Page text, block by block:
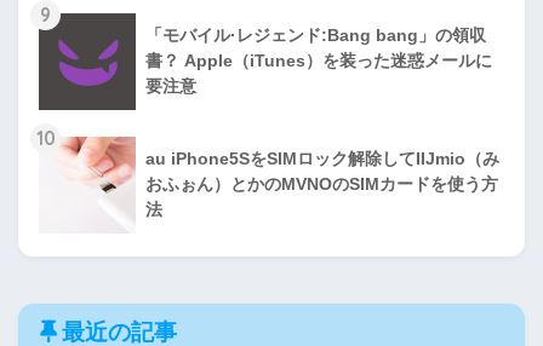
9
「モバイル·レジェンド:Bang bang」の領収
書？ Apple（iTunes）を装った迷惑メールに
要注意
10
au iPhone5SをSIMロック解除してIIJmio（み
おふぉん）とかのMVNOのSIMカードを使う方
法
最近の記事